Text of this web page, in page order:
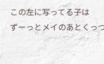
この左に写ってる子は
ずーっとメイのあとくっ